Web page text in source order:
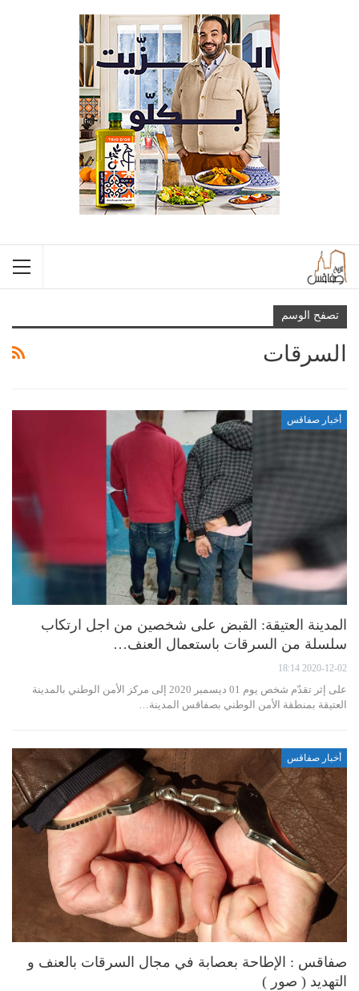
تصفح الوسم
السرقات
أخبار صفاقس
المدينة العتيقة: القبض على شخصين من اجل ارتكاب
سلسلة من السرقات باستعمال العنف…
2020-12-02 18:14
على إثر تقدّم شخص يوم 01 ديسمبر 2020 إلى مركز الأمن الوطني بالمدينة
العتيقة بمنطقة الأمن الوطني بصفاقس المدينة…
أخبار صفاقس
صفاقس : الإطاحة بعصابة في مجال السرقات بالعنف و
التهديد ( صور )